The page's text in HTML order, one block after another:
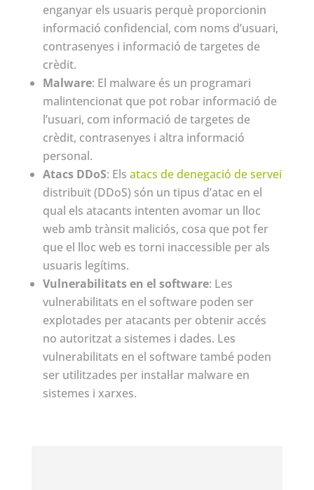
enganyar els usuaris perquè proporcionin
informació confidencial, com noms d’usuari,
contrasenyes i informació de targetes de
crèdit.
Malware: El malware és un programari
malintencionat que pot robar informació de
l’usuari, com informació de targetes de
crèdit, contrasenyes i altra informació
personal.
Atacs DDoS: Els atacs de denegació de servei
distribuït (DDoS) són un tipus d’atac en el
qual els atacants intenten avomar un lloc
web amb trànsit maliciós, cosa que pot fer
que el lloc web es torni inaccessible per als
usuaris legítims.
Vulnerabilitats en el software: Les
vulnerabilitats en el software poden ser
explotades per atacants per obtenir accés
no autoritzat a sistemes i dades. Les
vulnerabilitats en el software també poden
ser utilitzades per instal·lar malware en
sistemes i xarxes.